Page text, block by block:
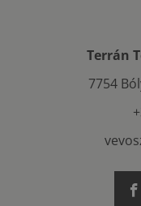
Terrán
7754